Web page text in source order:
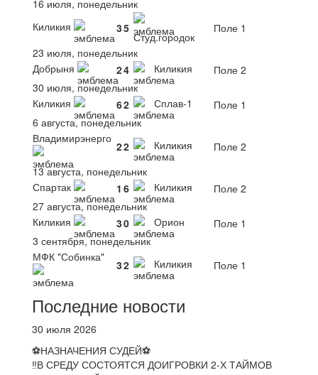
16 июля, понедельник
Киликия
35
Студ.городок
Поле 1
23 июля, понедельник
Добрыня
24 Киликия
Поле 2
30 июля, понедельник
Киликия
62 Сплав-1
Поле 1
6 августа, понедельник
Владимирэнерго
22 Киликия
Поле 2
13 августа, понедельник
Спартак
1 6 Киликия
Поле 2
27 августа, понедельник
Киликия
30 Орион
Поле 1
3 сентября, понедельник
МФК "Собинка"
32 Киликия Поле 1
Последние новости
30 июля 2026
⚽НАЗНАЧЕНИЯ СУДЕЙ⚽
‼В СРЕДУ СОСТОЯТСЯ ДОИГРОВКИ 2-Х ТАЙМОВ